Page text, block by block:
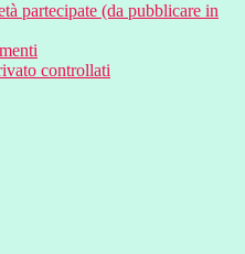
partecipate (da pubblicare in
controllati